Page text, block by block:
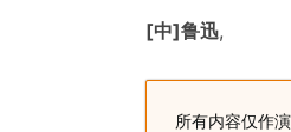
[中]鲁迅,
所有内容仅作